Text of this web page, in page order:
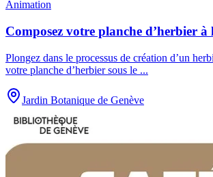
Animation
Composez votre planche d’herbier à
Plongez dans le processus de création d’un
votre planche d’herbier sous le ...
Jardin Botanique de Genève